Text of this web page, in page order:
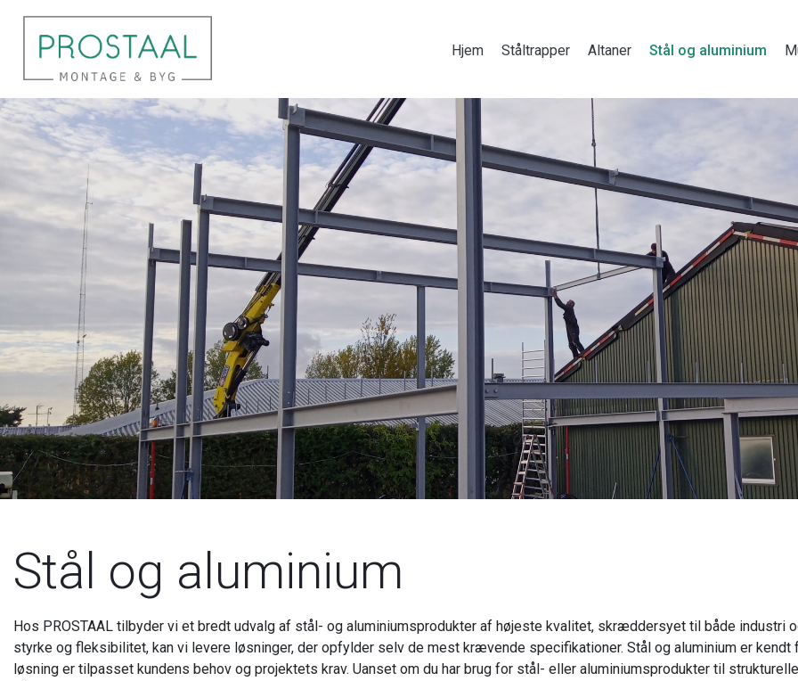
hovedindhold
Hjem Ståltrapper Altaner Stål og aluminium
Stål og aluminium
Hos PROSTAAL tilbyder vi et bredt udvalg af stål- og aluminiumsprodukter af højeste kvalitet, skræddersyet til både industri
styrke og fleksibilitet, kan vi levere løsninger, der opfylder selv de mest krævende specifikationer. Stål og aluminium er
løsning er tilpasset kundens behov og projektets krav. Uanset om du har brug for stål- eller aluminiumsprodukter til